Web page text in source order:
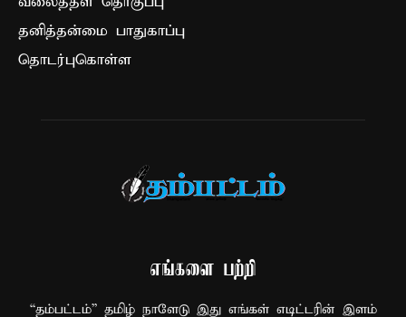
தனித்தன்மை பாதுகாப்பு
தொடர்புகொள்ள
எங்களை பற்றி
“தம்பட்டம்” தமிழ் நாளேடு இது எங்கள் எடிட்டரின் இளம்